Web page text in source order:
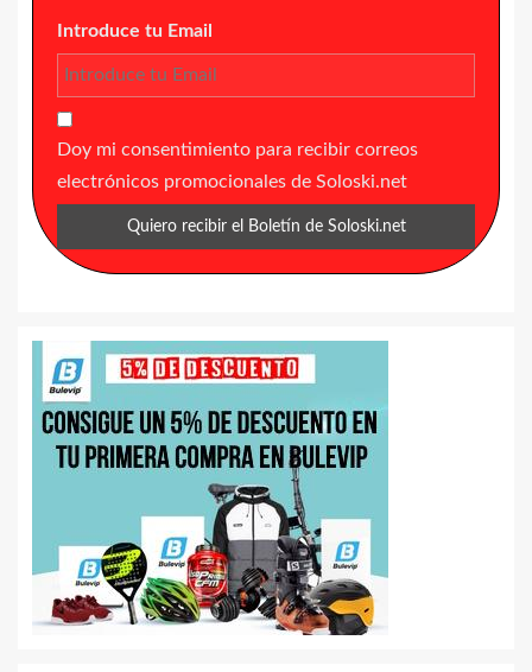
Introduce tu Email
Doy mi consentimiento para recibir correos
electrónicos promocionales de Soloski.net